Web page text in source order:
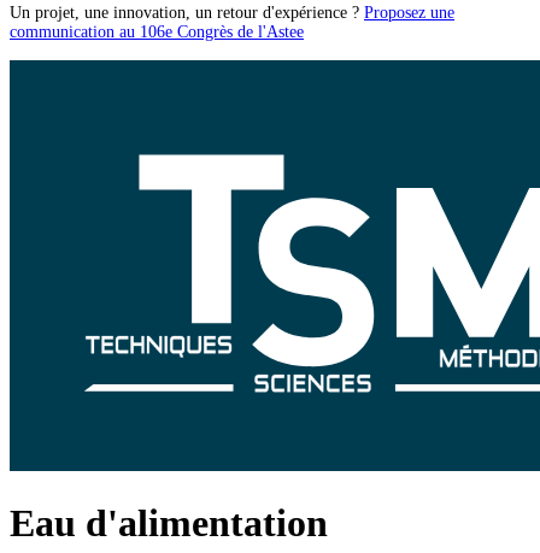
Un projet, une innovation, un retour d'expérience ? Proposez une
communication au 106e Congrès de l'Astee
Eau d'alimentation